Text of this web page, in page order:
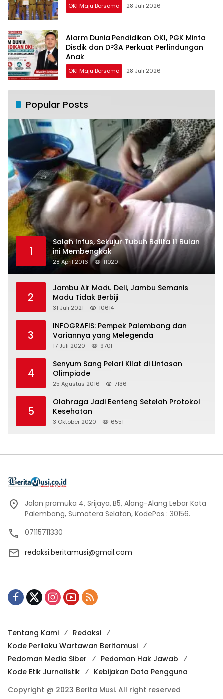
OKI Maju Bersama 28 Juli 2026
Alarm Dunia Pendidikan OKI, PGK Minta
Disdik dan DP3A Perkuat Perlindungan
Anak
OKI Maju Bersama 28 Juli 2026
Popular Posts
1
Salah Infus, Sekujur Tubuh Balita 11 Bulan
ini Membengkak
28 April 2016 11020
2
Jambu Air Madu Deli, Jambu Semanis
Madu Tidak Berbiji
31 Juli 2021 10614
3
INFOGRAFIS: Pempek Palembang dan
Variannya yang Melegenda
17 Juli 2020 9701
4
Senyum Sang Pelari Kilat di Lintasan
Olimpiade
25 Agustus 2016 7136
5
Olahraga Jadi Benteng Setelah Protokol
Kesehatan
3 Oktober 2020 6551
Jalan pramuka 4, Srijaya, B5, Alang-Alang Lebar Kota
Palembang, Sumatera Selatan, KodePos : 30156.
07115711330
redaksi.beritamusi@gmail.com
Tentang Kami
Redaksi
Kode Perilaku Wartawan Beritamusi
Pedoman Media Siber
Pedoman Hak Jawab
Kode Etik Jurnalistik
Kebijakan Data Pengguna
Copyright @ 2023 Berita Musi. All right reserved